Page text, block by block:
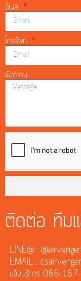
อีเมล
โทรศัพท์
ข้อความ
ติดต่อ ทีมแ
LINE@ :
EMAIL :
แจ้งบริการ 066-